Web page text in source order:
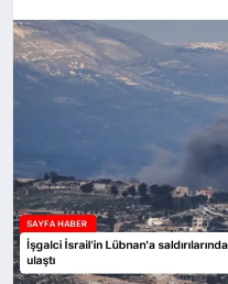
SAĞLIK
YAŞAM